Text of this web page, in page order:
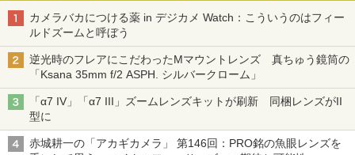
カメラバカにつける薬 in デジカメ Watch：こういうのはフィー
ルドズームと呼ぼう
逆光時のフレアにこだわったMマウントレンズ 真ちゅう鏡筒の
「Ksana 35mm f/2 ASPH. シルバークローム」
「α7 IV」「α7 III」ズームレンズキットが刷新 同梱レンズがII
型に
赤城耕一の「アカギカメラ」 第146回：PRO銘の魚眼レンズを